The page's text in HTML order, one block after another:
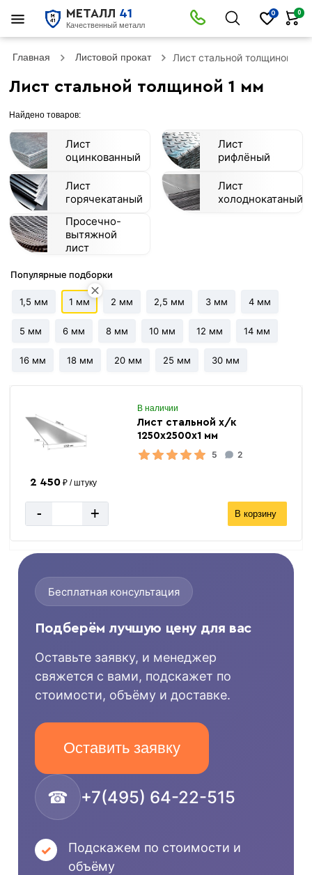
МЕТАЛЛ 41
Качественный металл
0 0
Главная Листовой прокат Лист стальной толщиной 1
Лист стальной толщиной 1 мм
Найдено товаров:
Лист
оцинкованный
Лист
рифлёный
Лист
горячекатаный
Лист
холоднокатаный
Просечно-
вытяжной
лист
Популярные подборки
1,5 мм 1 мм 2 мм 2,5 мм 3 мм 4 мм
5 мм 6 мм 8 мм 10 мм 12 мм 14 мм
16 мм 18 мм 20 мм 25 мм 30 мм
В наличии
Лист стальной х/к
1250х2500х1 мм
5
2
2 450 ₽ / штуку
- + В корзину
Бесплатная консультация
Подберём лучшую цену для вас
Оставьте заявку, и менеджер
свяжется с вами, подскажет по
стоимости, объёму и доставке.
Оставить заявку
☎ +7(495) 64-22-515
Подскажем по стоимости и
объёму